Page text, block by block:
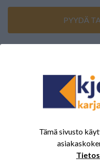
PYYDÄ
Tämä sivusto